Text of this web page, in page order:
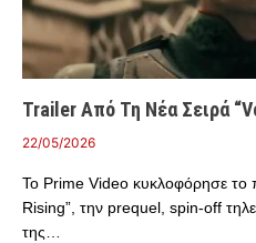
Trailer Από Τη Νέα Σειρά
22/05/2026
Το Prime Video κυκλοφόρησε
Rising”, την prequel, spin-off
της…